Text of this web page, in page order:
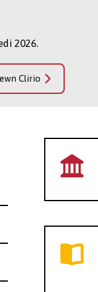
2026.
Clirio